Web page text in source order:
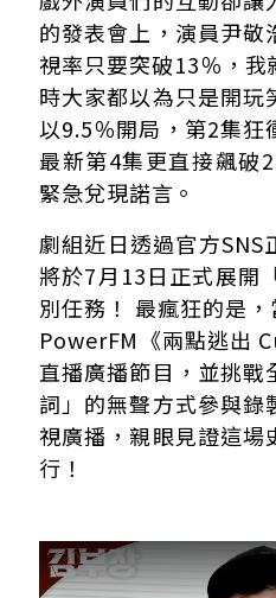
的發表會上，演員尹敬
視率只要突破13％，我
時大家都以為只是開玩
以9.5％開局，第2集狂
最新第4集更直接飆破
緊急兌現諾言。
劇組近日透過官方
將於7月13日正式展開
別任務！ 最瘋狂的是
PowerFM《兩點逃出
直播廣播節目，並挑戰
詞」的無聲方式參與錄
視廣播，親眼見證這場
行！